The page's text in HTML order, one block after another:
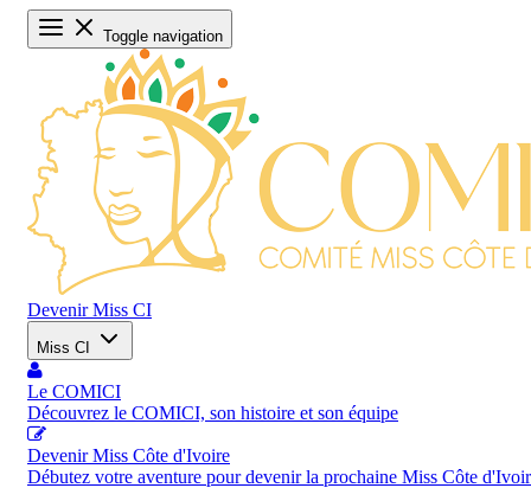
Toggle navigation
Devenir Miss CI
Miss CI
Le COMICI
Découvrez le COMICI, son histoire et son équipe
Devenir Miss Côte d'Ivoire
Débutez votre aventure pour devenir la prochaine Miss Côte